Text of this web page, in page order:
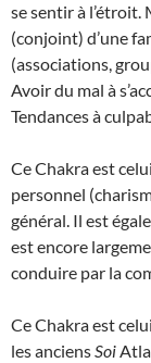
se sentir à l’étroit.
(conjoint) d’une
(associations,
Avoir du mal à
Tendances à
Ce Chakra est
personnel
général. Il est
est encore
conduire par la
Ce Chakra est
les anciensSoi